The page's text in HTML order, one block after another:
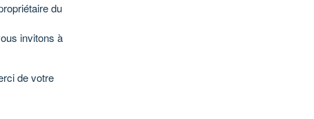
du
invitons à
de votre